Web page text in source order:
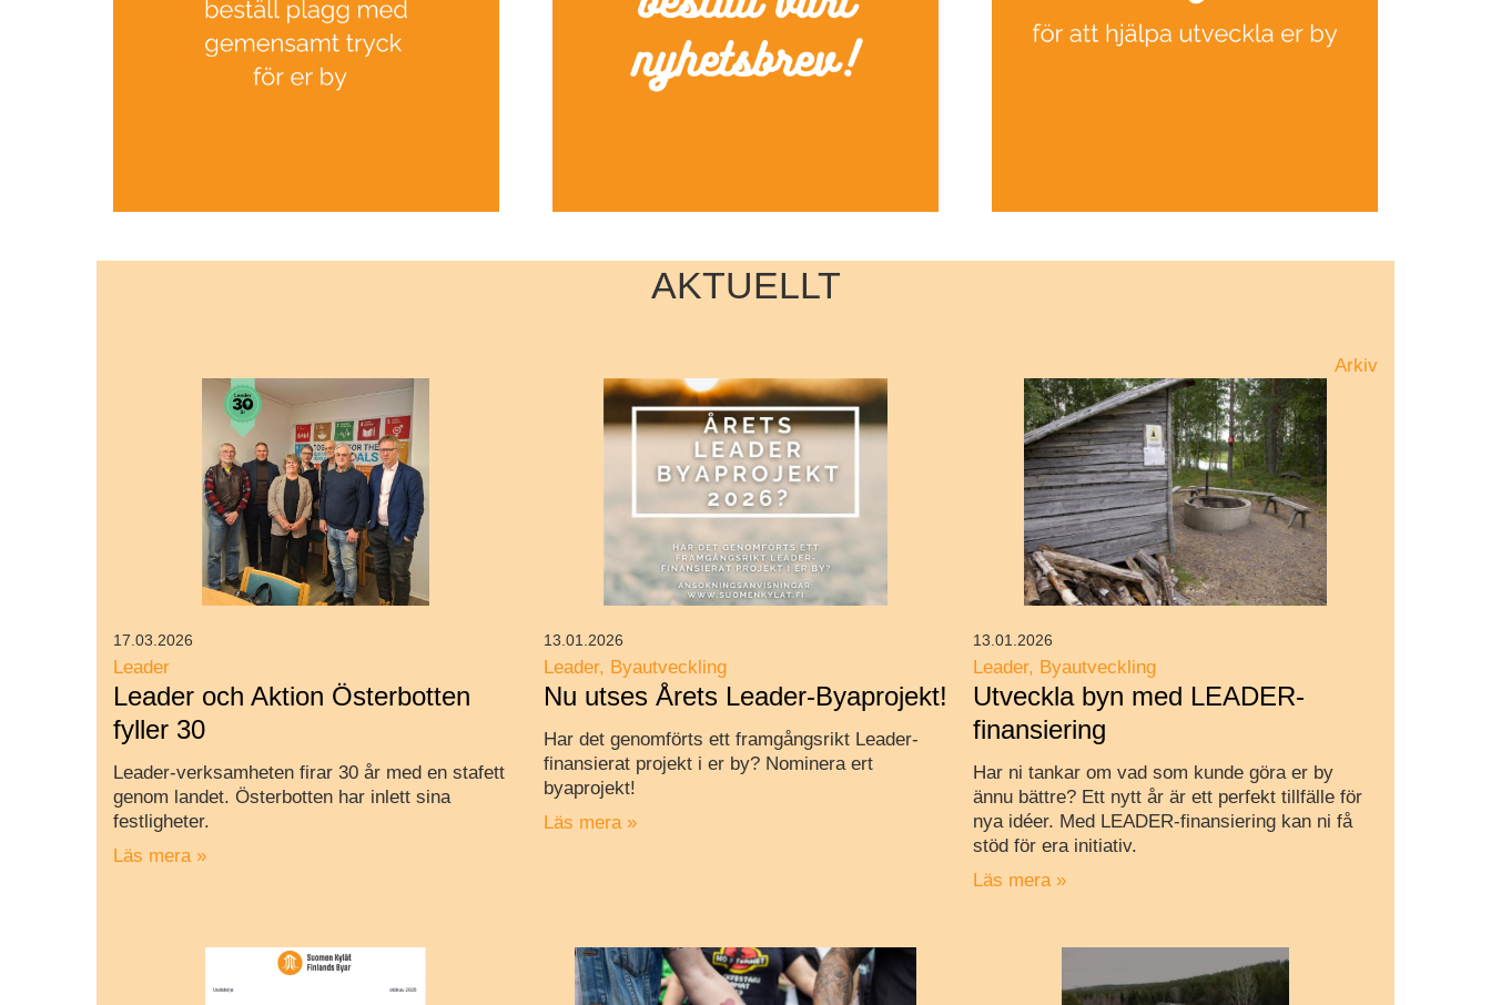
AKTUELLT
Arkiv
Leader
Leader och Aktion Österbotten
fyller 30
Leader-verksamheten firar 30 år med en stafett
genom landet. Österbotten har inlett sina
festligheter.
Läs mera »
17.03.2026
Leader Byautveckling
Nu utses Årets Leader-Byaprojekt!
Har det genomförts ett framgångsrikt Leader-
finansierat projekt i er by? Nominera ert
byaprojekt!
Läs mera »
13.01.2026
Leader Byautveckling
Utveckla byn med LEADER-
finansiering
Har ni tankar om vad som kunde göra er by
ännu bättre? Ett nytt år är ett perfekt tillfälle för
nya idéer. Med LEADER-finansiering kan ni få
stöd för era initiativ.
Läs mera »
13.01.2026